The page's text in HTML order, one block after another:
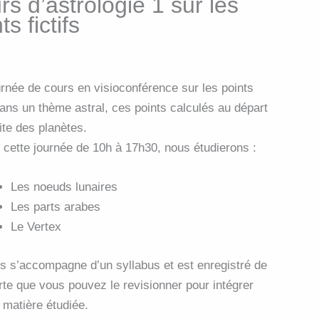
fictifs
de cours en visioconférence sur les points
un thème astral, ces points calculés au départ
des planètes.
cette journée de 10h à 17h30, nous étudierons :
Les noeuds lunaires
Les parts arabes
Le Vertex
s’accompagne d’un syllabus et est enregistré de
que vous pouvez le revisionner pour intégrer
étudiée.